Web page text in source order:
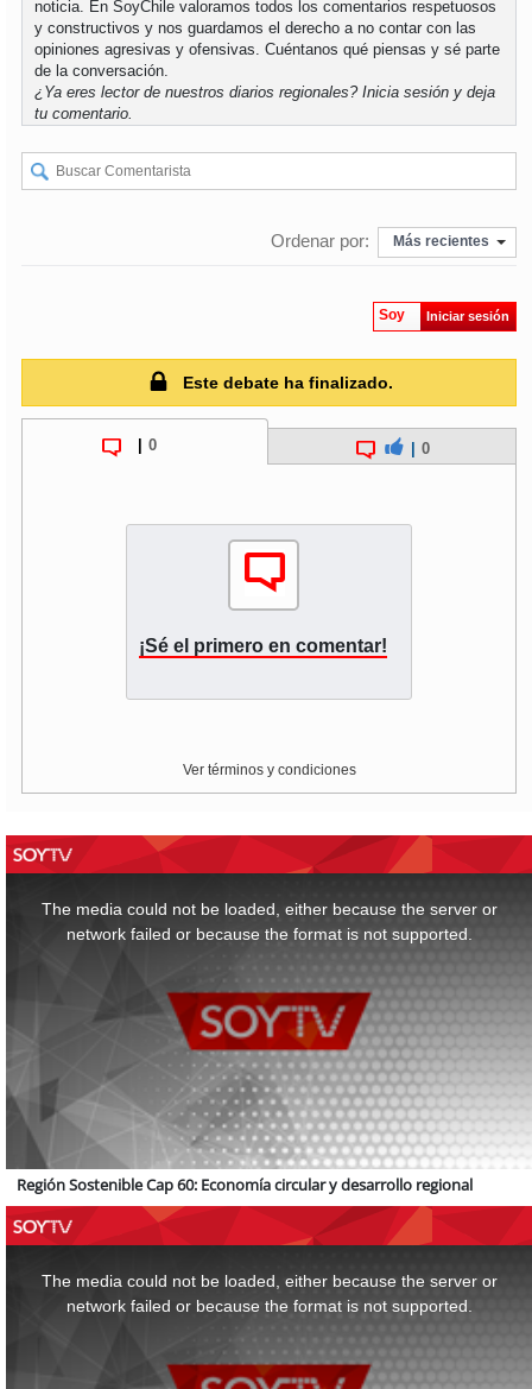
noticia. En SoyChile valoramos todos los comentarios respetuosos
y constructivos y nos guardamos el derecho a no contar con las
opiniones agresivas y ofensivas. Cuéntanos qué piensas y sé parte
de la conversación.
¿Ya eres lector de nuestros diarios regionales?Inicia sesión y deja
tu comentario.
Ordenar por: Más recientes
Soy Iniciar sesión
Este debate ha finalizado.
0 | 0
¡Sé el primero en comentar!
Ver términos y condiciones
The media could not be loaded, either because the server or
network failed or because the format is not supported.
Región Sostenible Cap 60: Economía circular y desarrollo regional
The media could not be loaded, either because the server or
network failed or because the format is not supported.